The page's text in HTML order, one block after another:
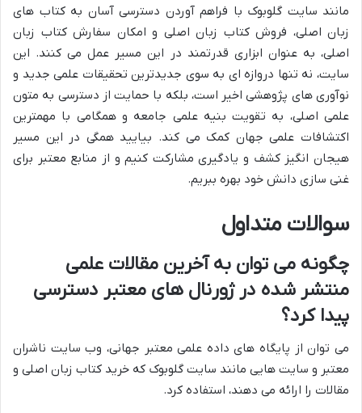
مانند سایت گلوبوک با فراهم آوردن دسترسی آسان به کتاب های
زبان اصلی، فروش کتاب زبان اصلی و امکان سفارش کتاب زبان
اصلی، به عنوان ابزاری قدرتمند در این مسیر عمل می کنند. این
سایت، نه تنها دروازه ای به سوی جدیدترین تحقیقات علمی جدید و
نوآوری های پژوهشی اخیر است، بلکه با حمایت از دسترسی به متون
علمی اصلی، به تقویت بنیه علمی جامعه و همگامی با مهمترین
اکتشافات علمی جهان کمک می کند. بیایید همگی در این مسیر
هیجان انگیز کشف و یادگیری مشارکت کنیم و از منابع معتبر برای
غنی سازی دانش خود بهره ببریم.
سوالات متداول
چگونه می توان به آخرین مقالات علمی
منتشر شده در ژورنال های معتبر دسترسی
پیدا کرد؟
می توان از پایگاه های داده علمی معتبر جهانی، وب سایت ناشران
معتبر و سایت هایی مانند سایت گلوبوک که خرید کتاب زبان اصلی و
مقالات را ارائه می دهند، استفاده کرد.